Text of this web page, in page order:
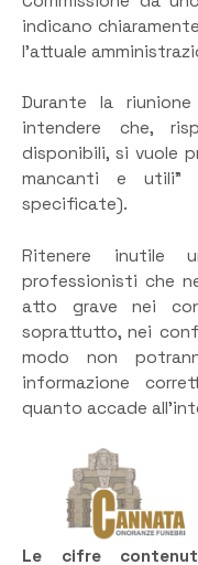
indicano
l’attuale
Durante la
intendere che,
disponibili, si vuole
mancanti e utili”
specificate).
Ritenere inutile
professionisti che
atto grave nei
soprattutto, nei
modo non
informazione
quanto accade
Le cifre